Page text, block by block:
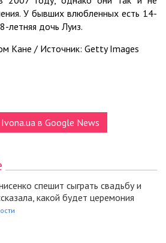
У бывших влюбленных есть 14-
летняя дочь Луиз.
Кане / Источник: Getty Images
в Google News
спешит сыграть свадьбу и
какой будет церемония